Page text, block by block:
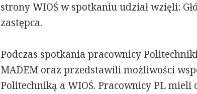
strony WIOŚ w spotkaniu udział wzięli:
zastępca.
Podczas spotkania pracownicy
MADEM oraz przedstawili możliwości
Politechniką a WIOŚ. Pracownicy PL mieli